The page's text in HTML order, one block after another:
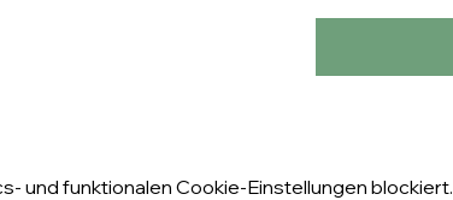
und funktionalen Cookie-Einstellungen blockiert.